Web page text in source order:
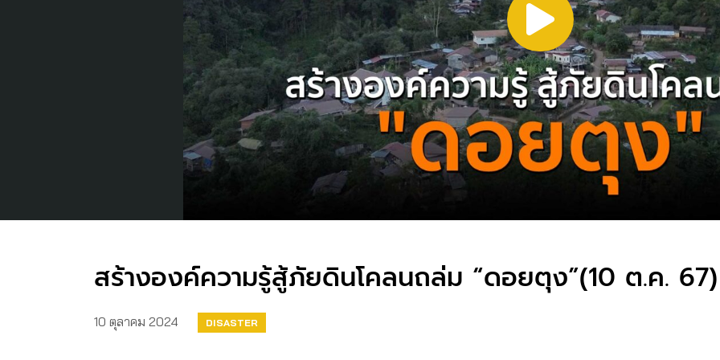
สร้างองค์ความรู้สู้ภัยดินโคลนถล่ม “ดอยตุง”(10 ต.ค.
10 ตุลาคม 2024 DISASTER